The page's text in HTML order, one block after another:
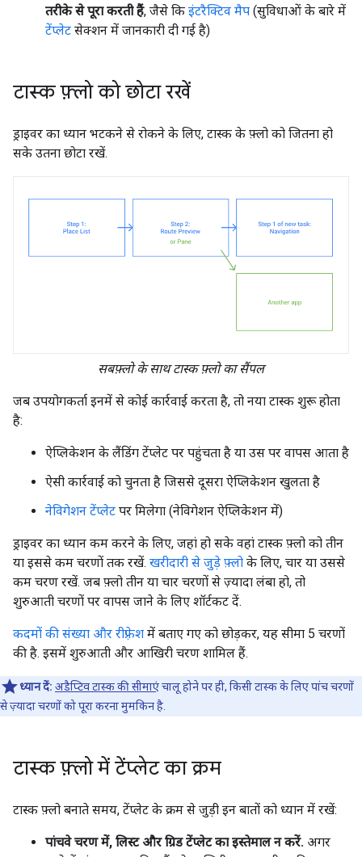
तरीके से पूरा करती हैं, जैसे कि इंटरैक्टिव मैप (सुविधाओं के बारे में
टेंप्लेट सेक्शन में जानकारी दी गई है)
टास्क फ़्लो को छोटा रखें
ड्राइवर का ध्यान भटकने से रोकने के लिए, टास्क के फ़्लो को जितना हो
सके उतना छोटा रखें.
सबफ़्लो के साथ टास्क फ़्लो का सैंपल
जब उपयोगकर्ता इनमें से कोई कार्रवाई करता है, तो नया टास्क शुरू होता
है:
ऐप्लिकेशन के लैंडिंग टेंप्लेट पर पहुंचता है या उस पर वापस आता है
ऐसी कार्रवाई को चुनता है जिससे दूसरा ऐप्लिकेशन खुलता है
नेविगेशन टेंप्लेट पर मिलेगा (नेविगेशन ऐप्लिकेशन में)
ड्राइवर का ध्यान कम करने के लिए, जहां हो सके वहां टास्क फ़्लो को तीन
या इससे कम चरणों तक रखें. खरीदारी से जुड़े फ़्लो के लिए, चार या उससे
कम चरण रखें. जब फ़्लो तीन या चार चरणों से ज़्यादा लंबा हो, तो
शुरुआती चरणों पर वापस जाने के लिए शॉर्टकट दें.
कदमों की संख्या और रीफ़्रेश में बताए गए को छोड़कर, यह सीमा 5 चरणों
की है. इसमें शुरुआती और आखिरी चरण शामिल हैं.
ध्यान दें: अडैप्टिव टास्क की सीमाएंचालू होने पर ही, किसी टास्क के लिए पांच चरणों
से ज़्यादा चरणों को पूरा करना मुमकिन है.
टास्क फ़्लो में टेंप्लेट का क्रम
टास्क फ़्लो बनाते समय, टेंप्लेट के क्रम से जुड़ी इन बातों को ध्यान में रखें:
पांचवे चरण में, लिस्ट और ग्रिड टेंप्लेट का इस्तेमाल न करें. अगर